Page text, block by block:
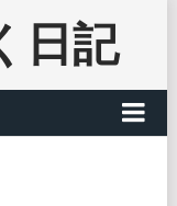
日記